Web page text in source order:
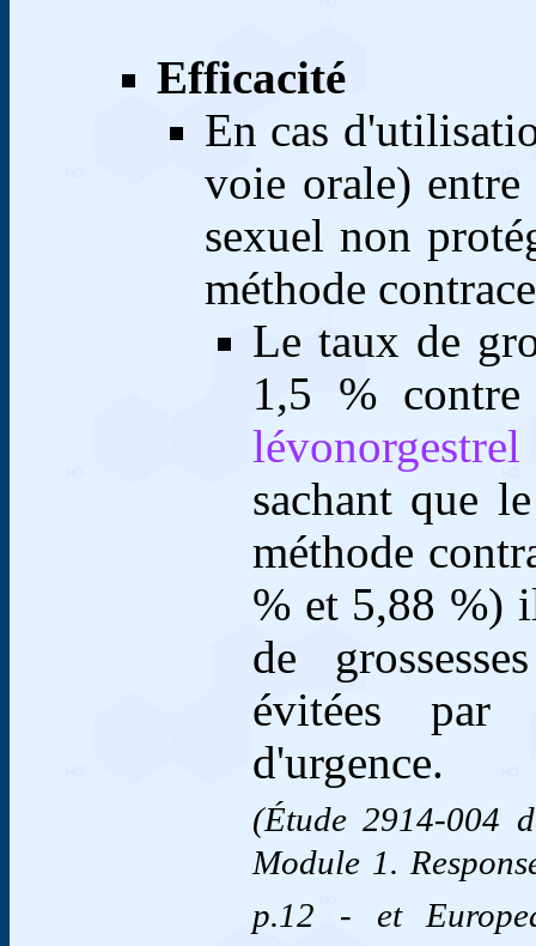
Efficacité
En cas
voie orale)
sexuel non
méthode
Le taux de
1,5 %
lévonorgestrel
sachant que
méthode
% et 5,88 %)
de
évitées par
d'urgence.
(Étude 2914-004
Module 1.
p.12 - et